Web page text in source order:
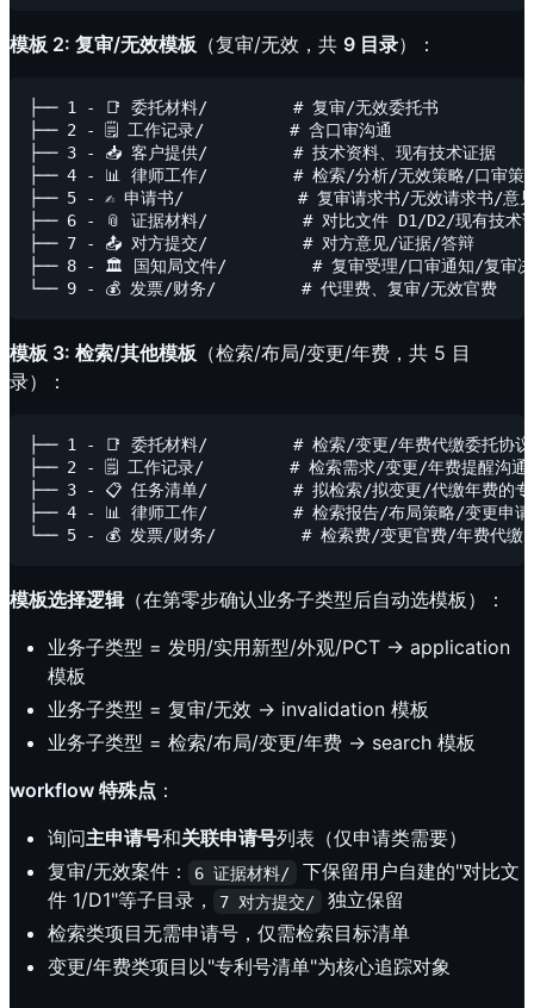
模板 2: 复审/无效模板 （复审/无效，共 9 目录）：
├── 1 - 📑 委托材料/         # 复审/无效委托书
├── 2 - 🗒️ 工作记录/         # 含口审沟通
├── 3 - 📥 客户提供/         # 技术资料、现有技术证据
├── 4 - 📊 律师工作/         # 检索/分析/无效策略/口审策
├── 5 - ✍️ 申请书/            # 复审请求书/无效请求书/意见
├── 6 - 📎 证据材料/          # 对比文件 D1/D2/现有技术
├── 7 - 📤 对方提交/          # 对方意见/证据/答辩
├── 8 - 🏛️ 国知局文件/         # 复审受理/口审通知/复审决
模板 3: 检索/其他模板 （检索/布局/变更/年费，共 5 目
录）：
├── 1 - 📑 委托材料/         # 检索/变更/年费代缴委托协议
├── 2 - 🗒️ 工作记录/         # 检索需求/变更/年费提醒沟通
├── 3 - 📋 任务清单/         # 拟检索/拟变更/代缴年费的专
├── 4 - 📊 律师工作/         # 检索报告/布局策略/变更申请
模板选择逻辑（在第零步确认业务子类型后自动选模板）：
业务子类型 = 发明/实用新型/外观/PCT → application
模板
业务子类型 = 复审/无效 → invalidation 模板
业务子类型 = 检索/布局/变更/年费 → search 模板
workflow 特殊点 ：
询问主申请号和关联申请号列表（仅申请类需要）
复审/无效案件：
6 证据材料/
下保留用户自建的"对比文
件 1/D1"等子目录，
7 对方提交/
独立保留
检索类项目无需申请号，仅需检索目标清单
变更/年费类项目以"专利号清单"为核心追踪对象